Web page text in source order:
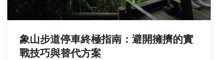
象山步道停車終極指南：避開擁擠的實
戰技巧與替代方案